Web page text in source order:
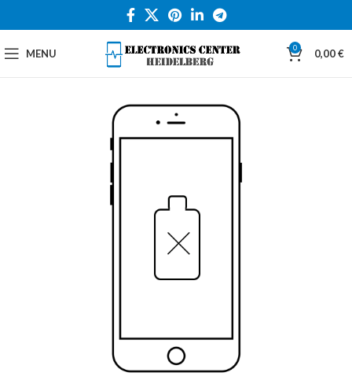
MENU 0 0,00€